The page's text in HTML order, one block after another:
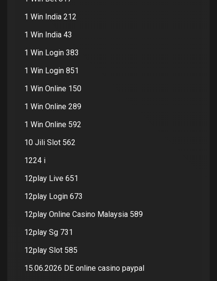
1 Win India 212
1 Win India 43
1 Win Login 383
1 Win Login 851
1 Win Online 150
1 Win Online 289
1 Win Online 592
10 Jili Slot 562
1224 i
12play Live 651
12play Login 673
12play Online Casino Malaysia 589
12play Sg 731
12play Slot 585
15.06.2026 DE online casino paypal